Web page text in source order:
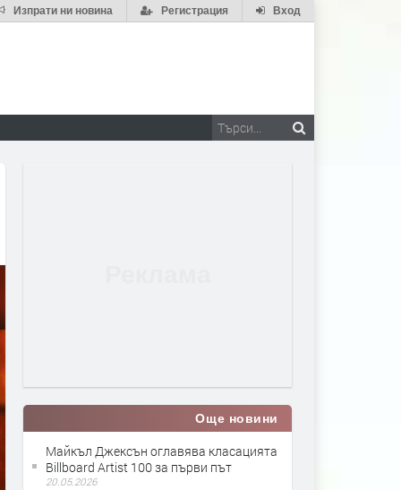
Вход
Регистрация
Изпрати ни новина
Още новини
Майкъл Джексън оглавява класацията
Billboard Artist 100 за първи път
20.05.2026